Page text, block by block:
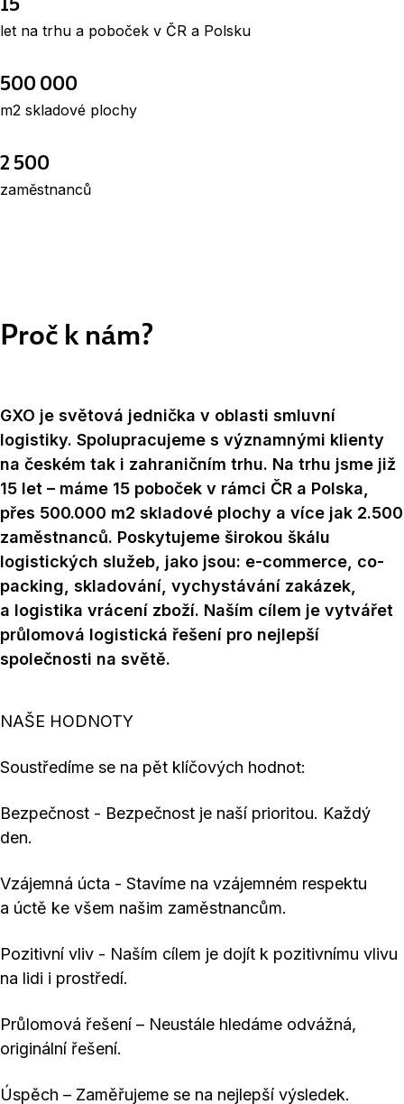
let na trhu a poboček v ČR a Polsku
500 000
m2 skladové plochy
2 500
zaměstnanců
Proč k nám?
GXO je světová jednička v oblasti smluvní
logistiky. Spolupracujeme s významnými klienty
na českém tak i zahraničním trhu. Na trhu jsme již
15 let – máme 15 poboček v rámci ČR a Polska,
přes 500.000 m2 skladové plochy a více jak 2.500
zaměstnanců. Poskytujeme širokou škálu
logistických služeb, jako jsou: e-commerce, co-
packing, skladování, vychystávání zakázek,
a logistika vrácení zboží. Naším cílem je vytvářet
průlomová logistická řešení pro nejlepší
společnosti na světě.
NAŠE HODNOTY
Soustředíme se na pět klíčových hodnot:
Bezpečnost - Bezpečnost je naší prioritou. Každý
den.
Vzájemná úcta - Stavíme na vzájemném respektu
a úctě ke všem našim zaměstnancům.
Pozitivní vliv - Naším cílem je dojít k pozitivnímu vlivu
na lidi i prostředí.
Průlomová řešení – Neustále hledáme odvážná,
originální řešení.
Úspěch – Zaměřujeme se na nejlepší výsledek.